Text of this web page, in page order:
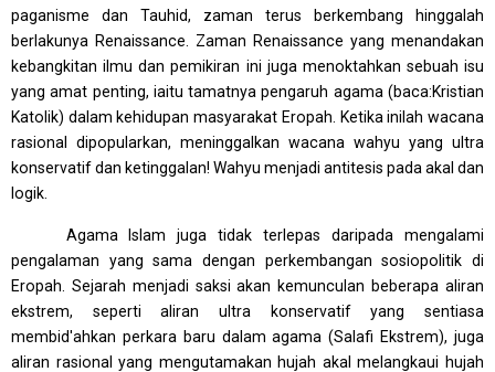
paganisme dan Tauhid, zaman terus berkembang hinggalah
berlakunya Renaissance. Zaman Renaissance yang menandakan
kebangkitan ilmu dan pemikiran ini juga menoktahkan sebuah isu
yang amat penting, iaitu tamatnya pengaruh agama (baca:Kristian
Katolik) dalam kehidupan masyarakat Eropah. Ketika inilah wacana
rasional dipopularkan, meninggalkan wacana wahyu yang ultra
konservatif dan ketinggalan! Wahyu menjadi antitesis pada akal dan
logik.
Agama Islam juga tidak terlepas daripada mengalami
pengalaman yang sama dengan perkembangan sosiopolitik di
Eropah. Sejarah menjadi saksi akan kemunculan beberapa aliran
ekstrem, seperti aliran ultra konservatif yang sentiasa
membid'ahkan perkara baru dalam agama (Salafi Ekstrem), juga
aliran rasional yang mengutamakan hujah akal melangkaui hujah